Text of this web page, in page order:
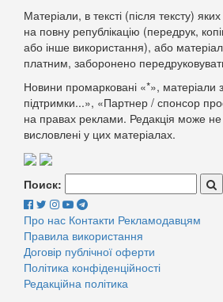
Матеріали, в тексті (після тексту)
на повну републікацію (передрук,
або інше використання), або
платним, заборонено
Новини промарковані «*», матеріали
підтримки...», «Партнер / спонсор
на правах реклами. Редакція може не
висловлені у цих матеріалах.
Поиск:
Про нас Контакти Рекламодавцям
Правила використання
Договір публічної оферти
Політика конфіденційності
Редакційна політика